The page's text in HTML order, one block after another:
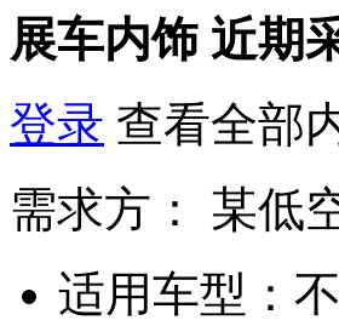
展车内饰 近期
登录 查看全部
需求方：
某低
适用车型：